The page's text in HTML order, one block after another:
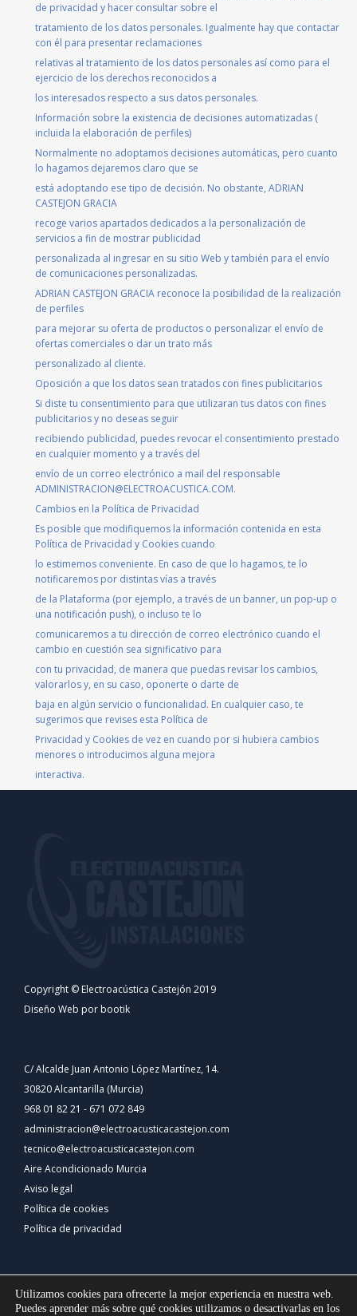
de privacidad y hacer consultar sobre el
tratamiento de los datos personales. Igualmente hay que contactar
con él para presentar reclamaciones
relativas al tratamiento de los datos personales así como para el
ejercicio de los derechos reconocidos a
los interesados respecto a sus datos personales.
Información sobre la existencia de decisiones automatizadas (
incluida la elaboración de perfiles)
Normalmente no adoptamos decisiones automáticas, pero cuanto
lo hagamos dejaremos claro que se
está adoptando ese tipo de decisión. No obstante, ADRIAN
CASTEJON GRACIA
recoge varios apartados dedicados a la personalización de
servicios a fin de mostrar publicidad
personalizada al ingresar en su sitio Web y también para el envío
de comunicaciones personalizadas.
ADRIAN CASTEJON GRACIA reconoce la posibilidad de la realización
de perfiles
para mejorar su oferta de productos o personalizar el envío de
ofertas comerciales o dar un trato más
personalizado al cliente.
Oposición a que los datos sean tratados con fines publicitarios
Si diste tu consentimiento para que utilizaran tus datos con fines
publicitarios y no deseas seguir
recibiendo publicidad, puedes revocar el consentimiento prestado
en cualquier momento y a través del
envío de un correo electrónico a mail del responsable
ADMINISTRACION@ELECTROACUSTICA.COM.
Cambios en la Política de Privacidad
Es posible que modifiquemos la información contenida en esta
Política de Privacidad y Cookies cuando
lo estimemos conveniente. En caso de que lo hagamos, te lo
notificaremos por distintas vías a través
de la Plataforma (por ejemplo, a través de un banner, un pop-up o
una notificación push), o incluso te lo
comunicaremos a tu dirección de correo electrónico cuando el
cambio en cuestión sea significativo para
con tu privacidad, de manera que puedas revisar los cambios,
valorarlos y, en su caso, oponerte o darte de
baja en algún servicio o funcionalidad. En cualquier caso, te
sugerimos que revises esta Política de
Privacidad y Cookies de vez en cuando por si hubiera cambios
menores o introducimos alguna mejora
interactiva.
Copyright © Electroacústica Castejón 2019
Diseño Web por bootik
C/ Alcalde Juan Antonio López Martínez, 14.
30820 Alcantarilla (Murcia)
968 01 82 21 - 671 072 849
administracion@electroacusticacastejon.com
tecnico@electroacusticacastejon.com
Aire Acondicionado Murcia
Aviso legal
Política de cookies
Política de privacidad
Utilizamos cookies para ofrecerte la mejor experiencia en nuestra web.
Puedes aprender más sobre qué cookies utilizamos o desactivarlas en los